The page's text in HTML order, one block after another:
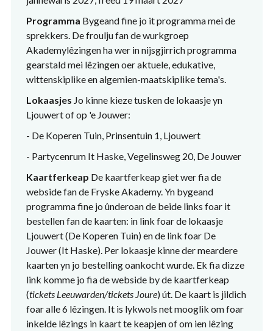
Programma Bygeand fine jo it programma mei de
sprekkers. De froulju fan de wurkgroep
Akademylêzingen ha wer in nijsgjirrich programma
gearstald mei lêzingen oer aktuele, edukative,
wittenskiplike en algemien-maatskiplike tema's.
Lokaasjes Jo kinne kieze tusken de lokaasje yn
Ljouwert of op 'e Jouwer:
- ‎De Koperen Tuin, Prinsentuin 1, Ljouwert
- ‎Partycenrum It Haske, Vegelinsweg 20, De Jouwer
Kaartferkeap De kaartferkeap giet wer fia de
webside fan de Fryske Akademy. Yn bygeand
programma fine jo ûnderoan de beide links foar it
best​​ellen fan de kaarten: in link foar de lokaasje
Ljouwert (De Koperen Tuin) en de link foar De
Jouwer (It Haske). Per lokaasje kinne der meardere
kaarten yn jo bestelling oankocht wurde. Ek fia dizze
link komme jo fia de webside by de kaartferkeap
(tickets Leeuwarden/tickets Joure) út. De kaart is jildich
foar alle 6 lêzingen. It is lykwols net mooglik om foar
inkelde lêzings in kaart te keapjen of om ien lêzing